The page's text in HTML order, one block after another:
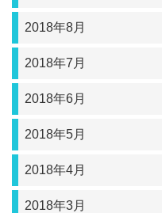
2018年8月
2018年7月
2018年6月
2018年5月
2018年4月
2018年3月